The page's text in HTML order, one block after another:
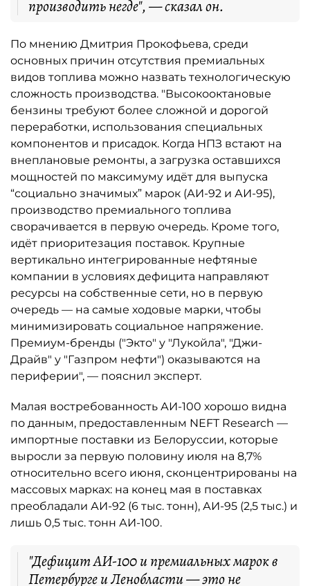
производить негде", — сказал он.
По мнению Дмитрия Прокофьева, среди
основных причин отсутствия премиальных
видов топлива можно назвать технологическую
сложность производства. "Высокооктановые
бензины требуют более сложной и дорогой
переработки, использования специальных
компонентов и присадок. Когда НПЗ встают на
внеплановые ремонты, а загрузка оставшихся
мощностей по максимуму идёт для выпуска
“социально значимых” марок (АИ-92 и АИ-95),
производство премиального топлива
сворачивается в первую очередь. Кроме того,
идёт приоритезация поставок. Крупные
вертикально интегрированные нефтяные
компании в условиях дефицита направляют
ресурсы на собственные сети, но в первую
очередь — на самые ходовые марки, чтобы
минимизировать социальное напряжение.
Премиум-бренды ("Экто" у "Лукойла", "Джи-
Драйв" у "Газпром нефти") оказываются на
периферии", — пояснил эксперт.
Малая востребованность АИ-100 хорошо видна
по данным, предоставленным NEFT Research —
импортные поставки из Белоруссии, которые
выросли за первую половину июля на 8,7%
относительно всего июня, сконцентрированы на
массовых марках: на конец мая в поставках
преобладали АИ-92 (6 тыс. тонн), АИ-95 (2,5 тыс.) и
лишь 0,5 тыс. тонн АИ-100.
"Дефицит АИ-100 и премиальных марок в
Петербурге и Ленобласти — это не